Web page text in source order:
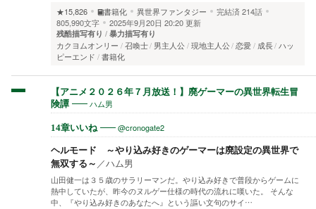
★15,826
書籍化 異世界ファンタジー 完結済 214話
805,990文字
2025年9月20日 20:20 更新
残酷描写有り 暴力描写有り
カクヨムオンリー 召喚士 男主人公 現地主人公 恋愛 成長 ハッ
ピーエンド
書籍化
【アニメ２０２６年７月放送！】廃ゲーマーの異世界転生冒
険譚
ハム男
14章いいね @cronogate2
ヘルモード ～やり込み好きのゲーマーは廃設定の異世界で
無双する～ ／ハム男
山田健一は３５歳のサラリーマンだ。やり込み好きで普段からゲームに
熱中していたが、昨今のヌルゲー仕様の時代の流れに嘆いた。 そんな
中、『やり込み好きのあなたへ』という謳い文句のサイ…